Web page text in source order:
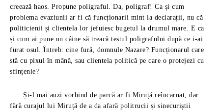
creează haos. Propune poligraful. Da, poligraf! Ca și cum
problema evaziunii ar fi că funcționarii mint la declarații, nu că
politicienii și clientela lor jefuiesc bugetul la drumul mare. E ca
și cum ai pune un câine să treacă testul poligrafului după ce i-ai
furat osul. Întreb: cine fură, domnule Nazare? Funcționarul care
stă cu pixul în mână, sau clientela politică pe care o protejezi cu
sfințenie?
Și-l mai auzi vorbind de parcă ar fi Miruță reîncarnat, dar
fără curajul lui Miruță de a da afară politrucii și sinecuriștii